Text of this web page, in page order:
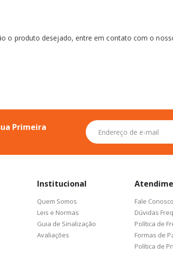
o produto desejado, entre em contato com o
Primeira
Inscreva-
se
na
Institucional
Quem Somos
Leis e Normas
Guia de Sinalização
Avaliações
Fale Conosco
Dúvidas
Política de
Formas de
Política de